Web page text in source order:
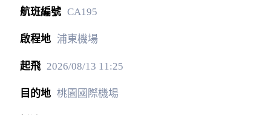
CA195
浦東機場
2026/08/13 11:25
桃園國際機場